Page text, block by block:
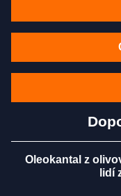
Oleokantal z
lidí